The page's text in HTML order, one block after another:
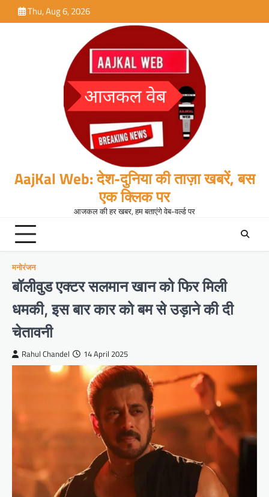
to
Thu, Aug 6, 2026
AajKal Web: देश-दुनिया की ताज़ा खबरें, बस
एक क्लिक पर
आजकल की हर खबर, हम बताएंगे वेब-वर्ल्ड पर
मनोरंजन
बॉलीवुड एक्टर सलमान खान को फिर मिली
धमकी, इस बार कार को बम से उड़ाने की दी
चेतावनी
Rahul Chandel 14 April 2025